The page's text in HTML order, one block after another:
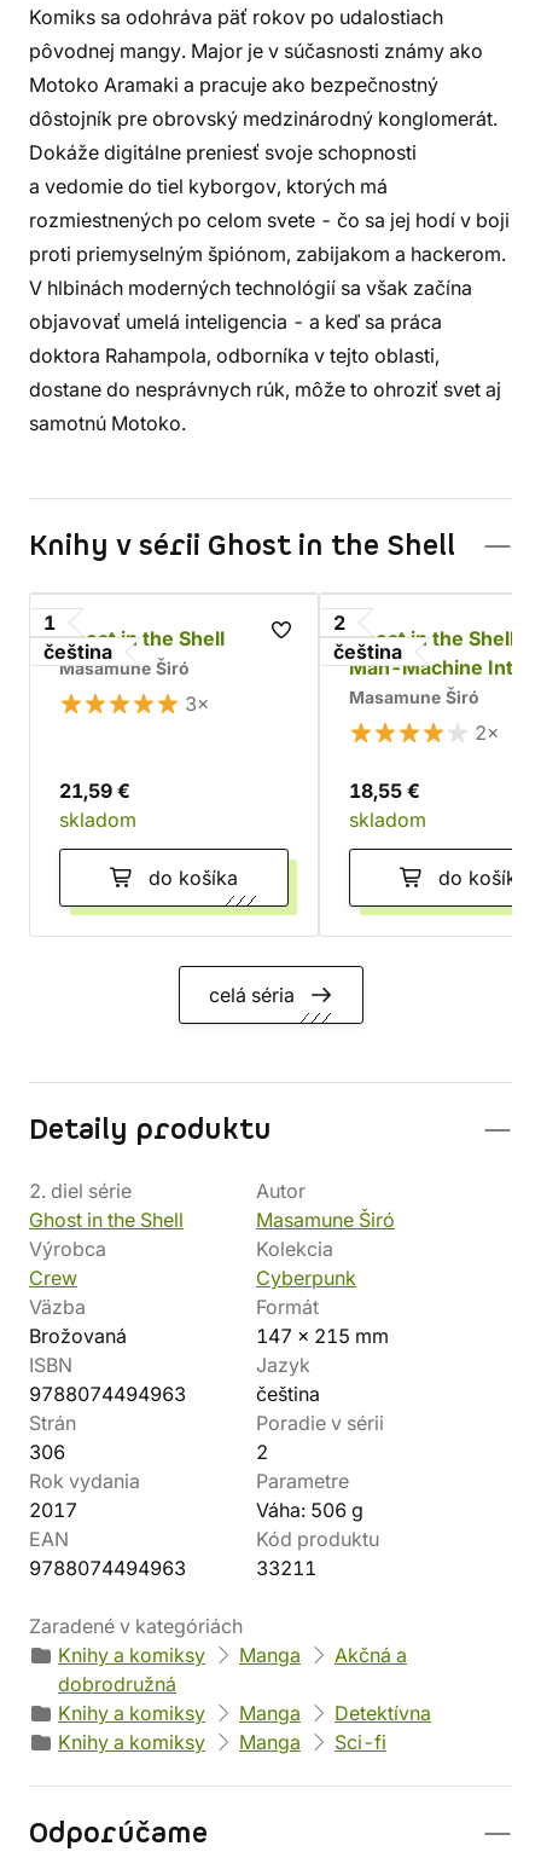
Komiks sa odohráva päť rokov po udalostiach
pôvodnej mangy. Major je v súčasnosti známy ako
Motoko Aramaki a pracuje ako bezpečnostný
dôstojník pre obrovský medzinárodný konglomerát.
Dokáže digitálne preniesť svoje schopnosti
a vedomie do tiel kyborgov, ktorých má
rozmiestnených po celom svete - čo sa jej hodí v boji
proti priemyselným špiónom, zabijakom a hackerom.
V hlbinách moderných technológií sa však začína
objavovať umelá inteligencia - a keď sa práca
doktora Rahampola, odborníka v tejto oblasti,
dostane do nesprávnych rúk, môže to ohroziť svet aj
samotnú Motoko.
Knihy v sérii Ghost in the Shell
1
čeština
Ghost in the Shell
Masamune Širó
3×
21,59 €
skladom
do košíka
2
čeština
Ghost in the Shell 2:
Man-Machine
Masamune Širó
2×
18,55 €
skladom
do košíka
celá séria
Detaily produktu
2. diel série
Ghost in the Shell
Autor
Masamune Širó
Výrobca
Crew
Kolekcia
Cyberpunk
Väzba
Brožovaná
Formát
147 × 215 mm
ISBN
9788074494963
Jazyk
čeština
Strán
306
Poradie v sérii
2
Rok vydania
2017
Parametre
Váha: 506 g
EAN
9788074494963
Kód produktu
33211
Zaradené v kategóriách
Knihy a komiksy
Manga
Akčná a
dobrodružná
Knihy a komiksy
Manga
Detektívna
Knihy a komiksy
Manga Sci-fi
Odporúčame